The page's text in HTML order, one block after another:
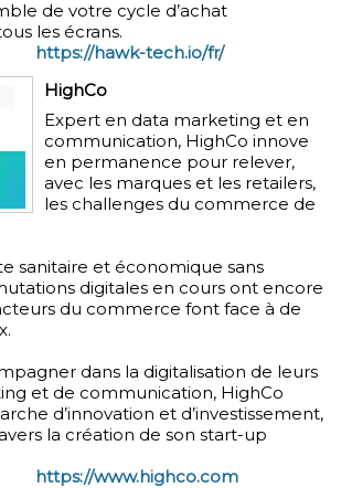
de votre cycle d’achat
les écrans.
https://hawk-tech.io/fr/
HighCo
Expert en data marketing et en
communication, HighCo innove
en permanence pour relever,
avec les marques et les retailers,
les challenges du commerce de
sanitaire et économique sans
digitales en cours ont encore
du commerce font face à de
dans la digitalisation de leurs
et de communication, HighCo
d’innovation et d’investissement,
la création de son start-up
https://www.highco.com